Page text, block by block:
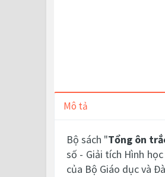
Mô tả
Bộ sách "Tổng ôn
số - Giải tích Hình
của Bộ Giáo dục và